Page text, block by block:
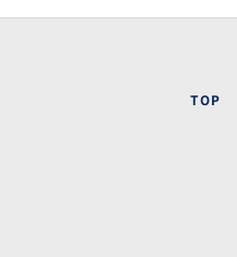
TOP